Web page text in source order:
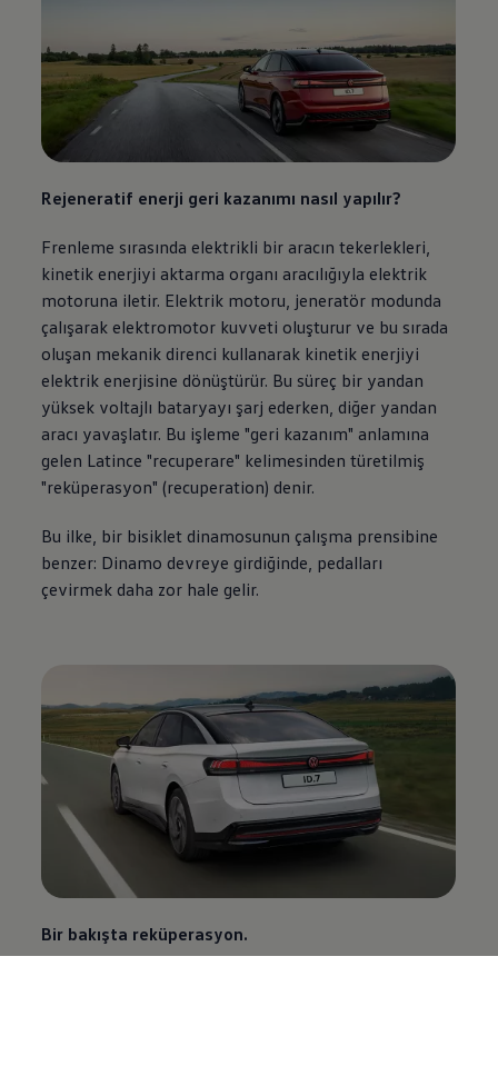
Rejeneratif enerji geri kazanımı nasıl yapılır?
Frenleme sırasında elektrikli bir aracın tekerlekleri,
kinetik enerjiyi aktarma organı aracılığıyla elektrik
motoruna iletir. Elektrik motoru, jeneratör modunda
çalışarak elektromotor kuvveti oluşturur ve bu sırada
oluşan mekanik direnci kullanarak kinetik enerjiyi
elektrik enerjisine dönüştürür. Bu süreç bir yandan
yüksek voltajlı bataryayı şarj ederken, diğer yandan
aracı yavaşlatır. Bu işleme "geri kazanım" anlamına
gelen Latince "recuperare" kelimesinden türetilmiş
"reküperasyon" (recuperation) denir.
Bu ilke, bir bisiklet dinamosunun çalışma prensibine
benzer: Dinamo devreye girdiğinde, pedalları
çevirmek daha zor hale gelir.
Bir bakışta reküperasyon.